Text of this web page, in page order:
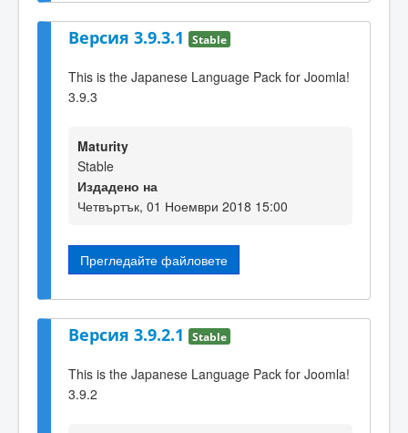
Версия 3.9.3.1 Stable
This is the Japanese Language Pack for Joomla!
3.9.3
Maturity
Stable
Издадено на
Четвъртък, 01 Ноември 2018 15:00
Прегледайте файловете
Версия 3.9.2.1 Stable
This is the Japanese Language Pack for Joomla!
3.9.2